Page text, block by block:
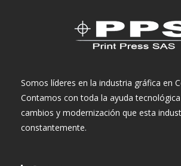
Somos líderes en la industria gráfica en
Contamos con toda la ayuda
cambios y modernización que esta
constantemente.